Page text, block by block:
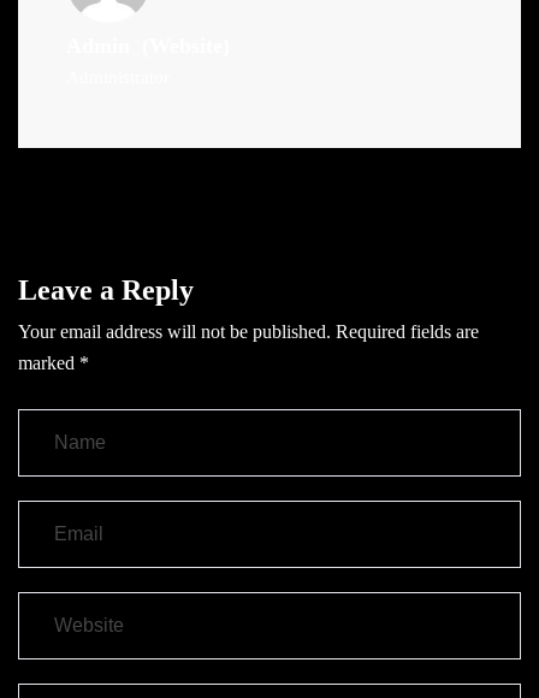
Leave a Reply
Your email address will not be published. Required fields are
marked *